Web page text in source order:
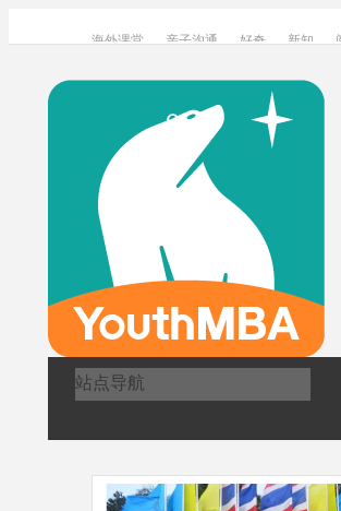
海外课堂 亲子沟通 好奇 新知
调研 访谈 关于我们 加入我们